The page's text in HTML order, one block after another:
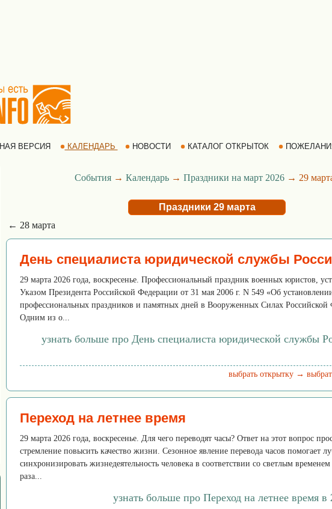
ВЕРСИЯ КАЛЕНДАРЬ НОВОСТИ КАТАЛОГ ОТКРЫТОК
События → Календарь → Праздники на март 2026 → 29
Праздники 29 марта
← 28 марта
День специалиста юридической службы
29 марта 2026 года, воскресенье. Профессиональный праздник военных юристов,
Указом Президента Российской Федерации от 31 мая 2006 г. N 549 «Об
профессиональных праздников и памятных дней в Вооруженных Силах Российской
Одним из о...
узнать больше про День специалиста юридической службы
выбрать открытку →
Переход на летнее время
29 марта 2026 года, воскресенье. Для чего переводят часы? Ответ на этот вопрос
стремление повысить качество жизни. Сезонное явление перевода часов помогает
синхронизировать жизнедеятельность человека в соответствии со светлым
раза...
узнать больше про Переход на летнее время